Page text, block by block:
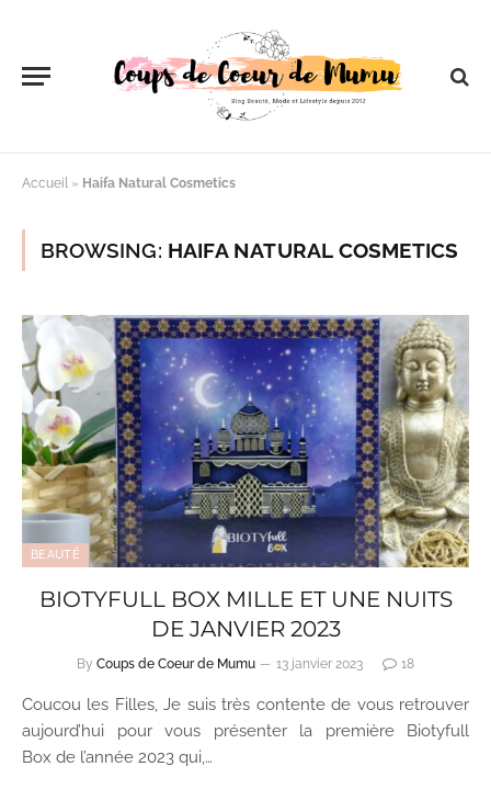
Accueil » Haifa Natural Cosmetics
BROWSING: HAIFA NATURAL COSMETICS
BEAUTÉ
BIOTYFULL BOX MILLE ET UNE NUITS
DE JANVIER 2023
By Coups de Coeur de Mumu 13 janvier 2023 18
Coucou les Filles, Je suis très contente de vous retrouver
aujourd’hui pour vous présenter la première Biotyfull
Box de l’année 2023 qui,…